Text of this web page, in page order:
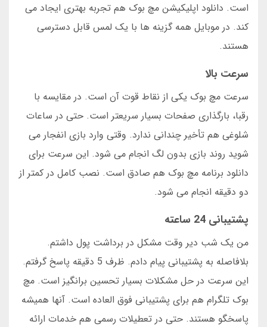
است. دانلود اپلیکیشن مچ بوک هم تجربه بهتری ایجاد می
کند. در موبایل همه گزینه ها با یک لمس قابل دسترسی
هستند.
سرعت بالا
سرعت مچ بوک یکی از نقاط قوت آن است. در مقایسه با
رقبا، بارگذاری صفحات بسیار سریعتر است. حتی در ساعات
شلوغی هم تأخیر چندانی ندارد. وقتی وارد بازی انفجار می
شوید روند بازی بدون لگ انجام می شود. این سرعت برای
دانلود برنامه مچ بوک هم صادق است. نصب کامل در کمتر از
دو دقیقه انجام می شود.
پشتیبانی 24 ساعته
من یک شب دیر وقت مشکل در برداشت پول داشتم.
بلافاصله به پشتیبانی پیام دادم. ظرف 5 دقیقه پاسخ گرفتم.
این سرعت در حل مشکلات بسیار تحسین برانگیز است. مچ
بوک تلگرام هم برای پشتیبانی فوق العاده است. آنها همیشه
پاسخگو هستند. حتی در تعطیلات رسمی هم خدمات ارائه